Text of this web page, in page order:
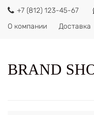
+7 (812) 123-45-67
О компании
Доставка
BRAND